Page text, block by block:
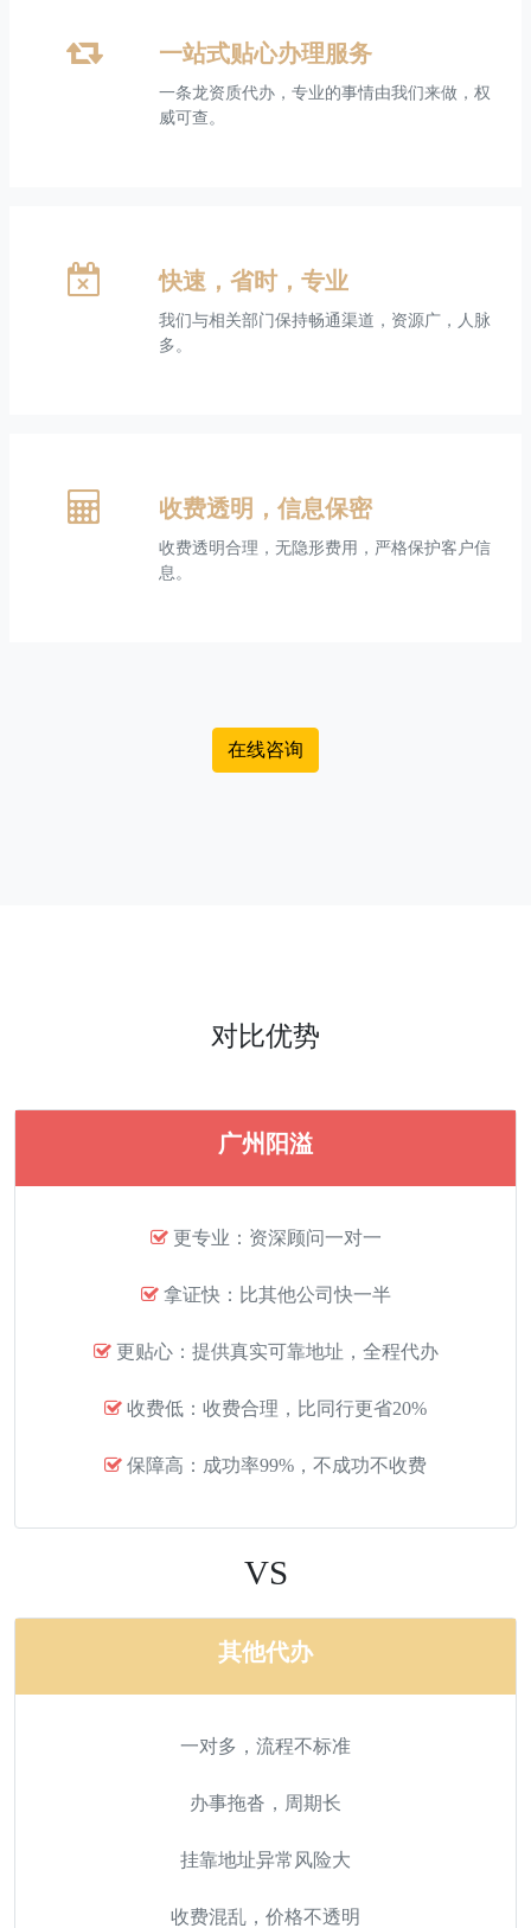
一站式贴心办理服务
一条龙资质代办，专业的事情由我们来做，权
威可查。
快速，省时，专业
我们与相关部门保持畅通渠道，资源广，人脉
多。
收费透明，信息保密
收费透明合理，无隐形费用，严格保护客户信
息。
在线咨询
对比优势
广州阳溢
更专业：资深顾问一对一
拿证快：比其他公司快一半
更贴心：提供真实可靠地址，全程代办
收费低：收费合理，比同行更省20%
保障高：成功率99%，不成功不收费
VS
其他代办
一对多，流程不标准
办事拖沓，周期长
挂靠地址异常风险大
收费混乱，价格不透明